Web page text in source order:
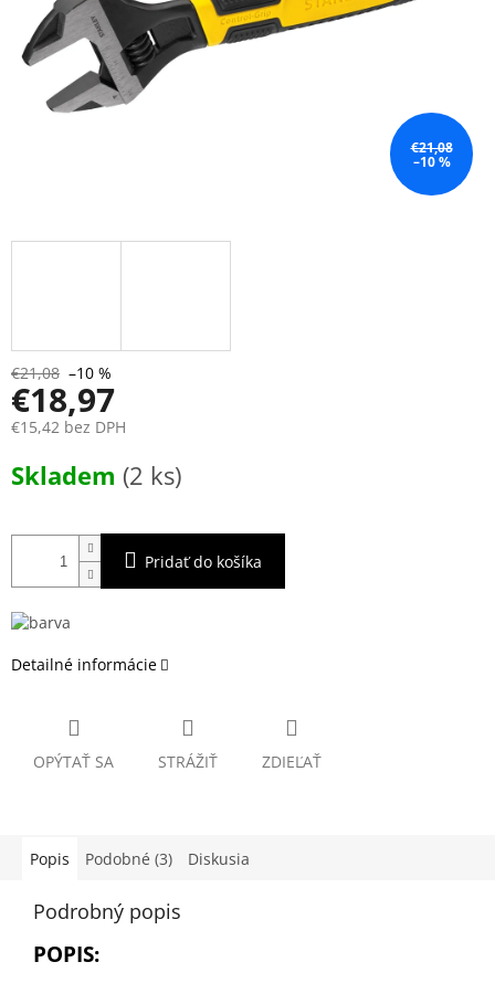
€21,08
–10 %
€21,08 –10 %
€18,97
€15,42 bez DPH
cena:
Skladem (2 ks)
Pridať do košíka
Detailné informácie
OPÝTAŤ SA STRÁŽIŤ ZDIEĽAŤ
Popis Podobné (3) Diskusia
Podrobný popis
POPIS: